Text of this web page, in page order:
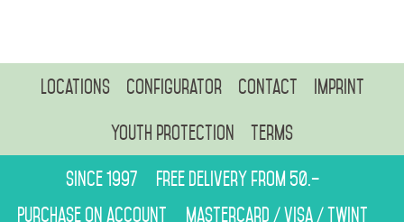
Locations Configurator Contact Imprint
Youth protection Terms
Since 1997
Free delivery from 50.–
Purchase on account
Mastercard / Visa / Twint